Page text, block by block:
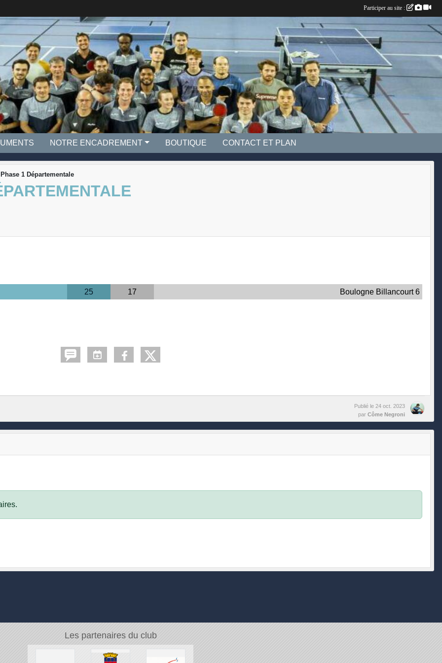
NOTRE ENCADREMENT BOUTIQUE CONTACT ET PLAN
1 Départementale
25 17 Boulogne Billancourt 6
Publié le 24 oct. 2023
par Côme Negroni
Les partenaires du club
Participer au site :